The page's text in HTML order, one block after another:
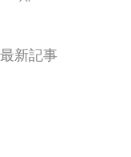
最新記事